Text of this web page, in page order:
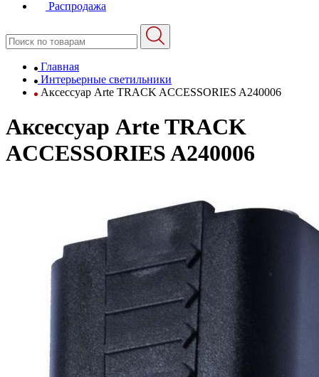
Распродажа
Главная
Интерьерные светильники
Аксессуар Arte TRACK ACCESSORIES A240006
Аксессуар Arte TRACK
ACCESSORIES A240006